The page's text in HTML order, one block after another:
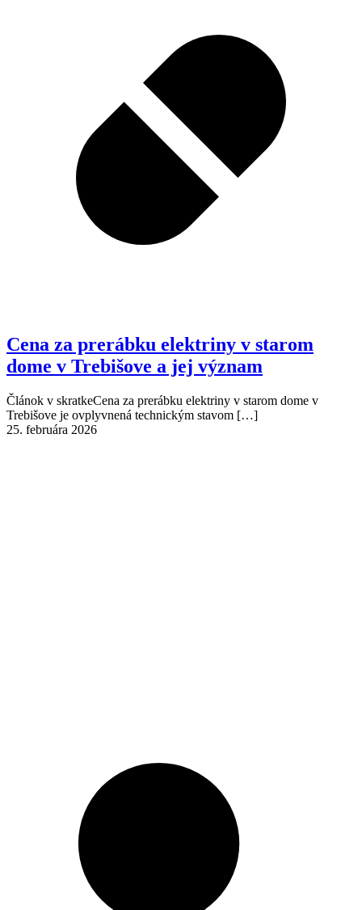
Cena za prerábku elektriny v starom
dome v Trebišove a jej význam
Článok v skratkeCena za prerábku elektriny v starom dome v
Trebišove je ovplyvnená technickým stavom […]
25. februára 2026